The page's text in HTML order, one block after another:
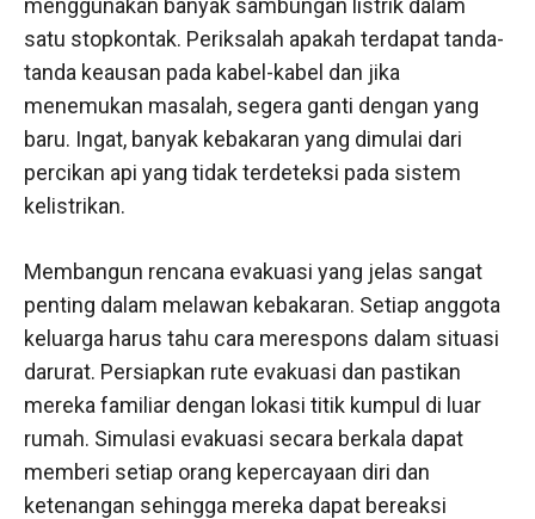
menggunakan banyak sambungan listrik dalam
satu stopkontak. Periksalah apakah terdapat tanda-
tanda keausan pada kabel-kabel dan jika
menemukan masalah, segera ganti dengan yang
baru. Ingat, banyak kebakaran yang dimulai dari
percikan api yang tidak terdeteksi pada sistem
kelistrikan.
Membangun rencana evakuasi yang jelas sangat
penting dalam melawan kebakaran. Setiap anggota
keluarga harus tahu cara merespons dalam situasi
darurat. Persiapkan rute evakuasi dan pastikan
mereka familiar dengan lokasi titik kumpul di luar
rumah. Simulasi evakuasi secara berkala dapat
memberi setiap orang kepercayaan diri dan
ketenangan sehingga mereka dapat bereaksi